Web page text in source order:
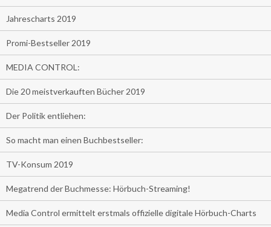
Jahrescharts 2019
Promi-Bestseller 2019
MEDIA CONTROL:
Die 20 meistverkauften Bücher 2019
Der Politik entliehen:
So macht man einen Buchbestseller:
TV-Konsum 2019
Megatrend der Buchmesse: Hörbuch-Streaming!
Media Control ermittelt erstmals offizielle digitale Hörbuch-Charts